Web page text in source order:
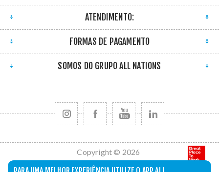
ATENDIMENTO:
FORMAS DE PAGAMENTO
SOMOS DO GRUPO ALL NATIONS
Copyright © 2026
All Nations. Todos